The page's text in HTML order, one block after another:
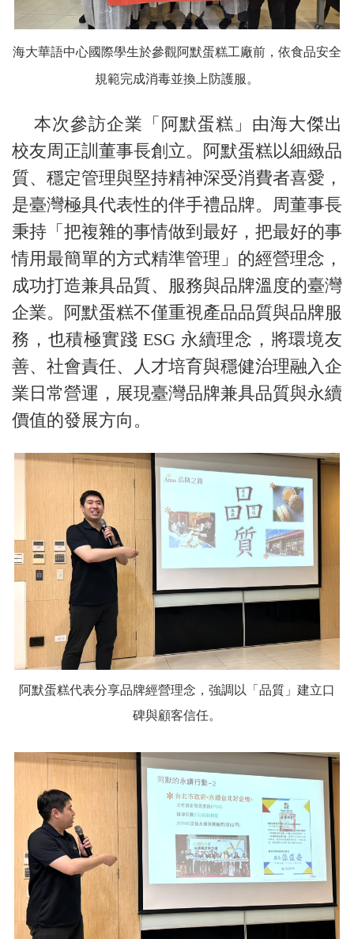
海大華語中心國際學生於參觀阿默蛋糕工廠前，依食品安全
規範完成消毒並換上防護服。
本次參訪企業「阿默蛋糕」由海大傑出
校友周正訓董事長創立。阿默蛋糕以細緻品
質、穩定管理與堅持精神深受消費者喜愛，
是臺灣極具代表性的伴手禮品牌。周董事長
秉持「把複雜的事情做到最好，把最好的事
情用最簡單的方式精準管理」的經營理念，
成功打造兼具品質、服務與品牌溫度的臺灣
企業。阿默蛋糕不僅重視產品品質與品牌服
務，也積極實踐 ESG 永續理念，將環境友
善、社會責任、人才培育與穩健治理融入企
業日常營運，展現臺灣品牌兼具品質與永續
價值的發展方向。
阿默蛋糕代表分享品牌經營理念，強調以「品質」建立口
碑與顧客信任。